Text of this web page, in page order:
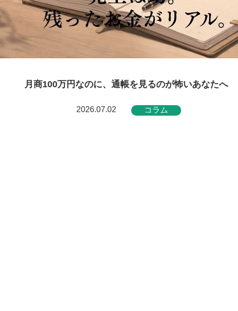
月商100万円なのに、通帳を見るのが怖いあなたへ
2026.07.02 コラム